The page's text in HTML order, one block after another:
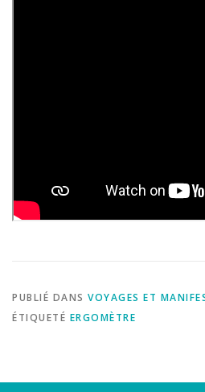
PUBLIÉ DANS VOYAGES ET
ÉTIQUETÉ ERGOMÈTRE